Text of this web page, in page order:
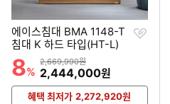
에이스침대 BMA 1148-T
침대 K 하드 타입(HT-L)
할인률
8%
상품금액
2,669,990원
할인금액
2,444,000원
찜
혜택 최저가 2,272,920원